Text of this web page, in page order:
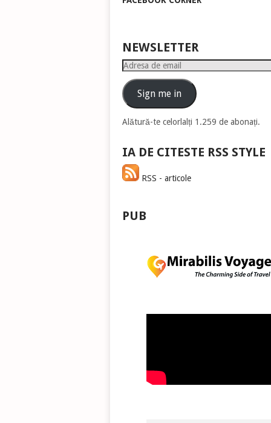
NEWSLETTER
Adresa
emailSign me in
Alătură-te celorlalți 1.259 de abonați.
IA DE CITESTE RSS STYLE
RSS - articole
PUB